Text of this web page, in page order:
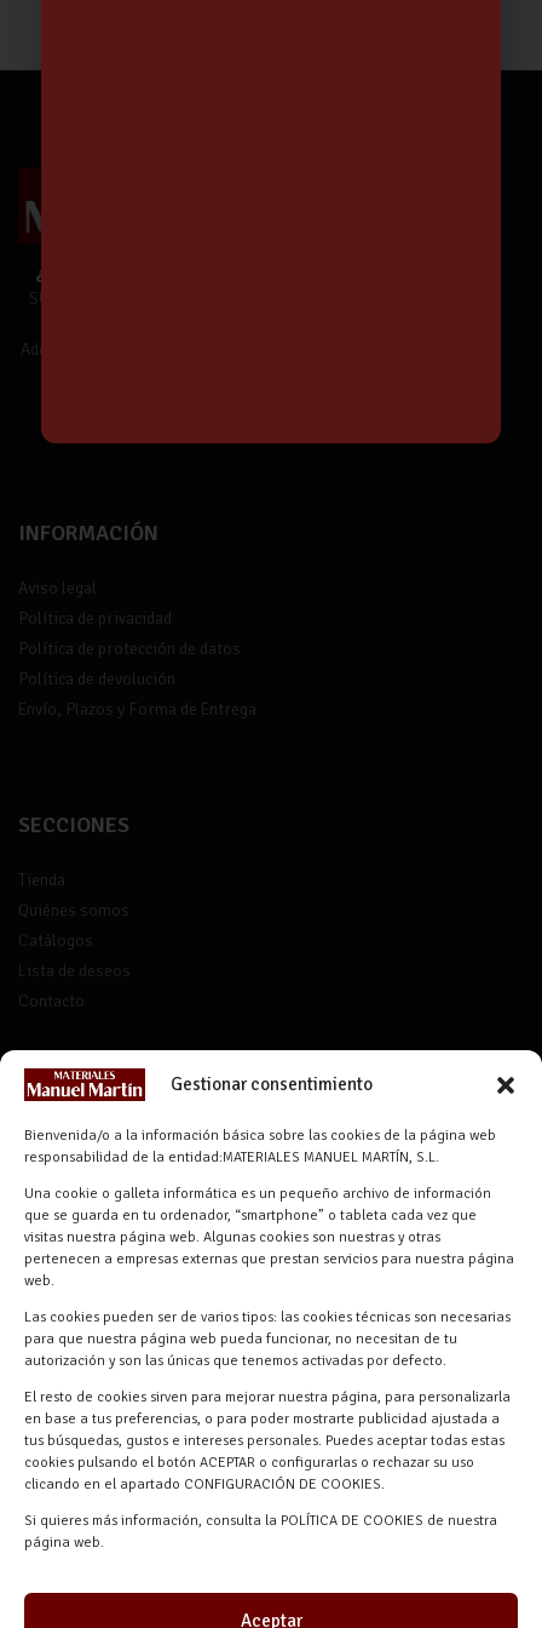
Gestionar consentimiento
Bienvenida/o a la información básica sobre las cookies de la página web
responsabilidad de la entidad:MATERIALES MANUEL MARTÍN, S.L.
Una cookie o galleta informática es un pequeño archivo de información
que se guarda en tu ordenador, “smartphone” o tableta cada vez que
visitas nuestra página web. Algunas cookies son nuestras y otras
pertenecen a empresas externas que prestan servicios para nuestra página
web.
Las cookies pueden ser de varios tipos: las cookies técnicas son necesarias
para que nuestra página web pueda funcionar, no necesitan de tu
autorización y son las únicas que tenemos activadas por defecto.
El resto de cookies sirven para mejorar nuestra página, para personalizarla
en base a tus preferencias, o para poder mostrarte publicidad ajustada a
tus búsquedas, gustos e intereses personales. Puedes aceptar todas estas
cookies pulsando el botón ACEPTAR o configurarlas o rechazar su uso
clicando en el apartado CONFIGURACIÓN DE COOKIES.
Si quieres más información, consulta la POLÍTICA DE COOKIES de nuestra
página web.
Aceptar
¿Te unes a Nuestra Comunidad?
SUSCRÍBETE y estarás informado de
Además,
INFORMACIÓN
Aviso legal
Política de privacidad
Política de protección de datos
Política de devolución
Envío, Plazos y Forma de Entrega
SECCIONES
Tienda
Quiénes somos
Catálogos
Lista de deseos
Contacto
CONTACTO
info@materialesmanuelmartin.com
921 57 52 29
618 59 79 72 (Solo WhatsApp)
Materiales Manuel Martín Ctra.
Turégano-Navas de Oro, 47, 40280
Navalmanzano, Segovia, ESPAÑA
Materiales Manuel Martín © 2026 |
Desarrollado por